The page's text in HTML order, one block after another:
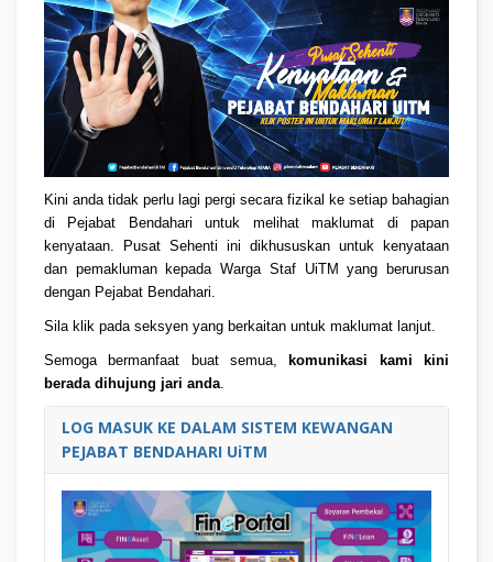
Kini anda tidak perlu lagi pergi secara fizikal ke setiap bahagian
di Pejabat Bendahari untuk melihat maklumat di papan
kenyataan. Pusat Sehenti ini dikhususkan untuk kenyataan
dan pemakluman kepada Warga Staf UiTM yang berurusan
dengan Pejabat Bendahari.
Sila klik pada seksyen yang berkaitan untuk maklumat lanjut.
Semoga bermanfaat buat semua,
komunikasi kami kini
berada dihujung jari anda
LOG MASUK KE DALAM SISTEM KEWANGAN
PEJABAT BENDAHARI UiTM